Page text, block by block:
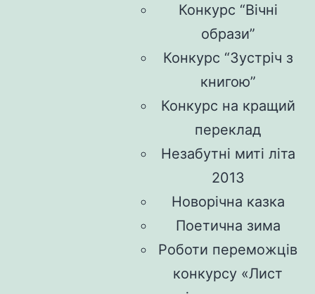
Конкурс “Вічні
образи”
Конкурс “Зустріч з
книгою”
Конкурс на кращий
переклад
Незабутні миті літа
2013
Новорічна казка
Поетична зима
Роботи переможців
конкурсу «Лист